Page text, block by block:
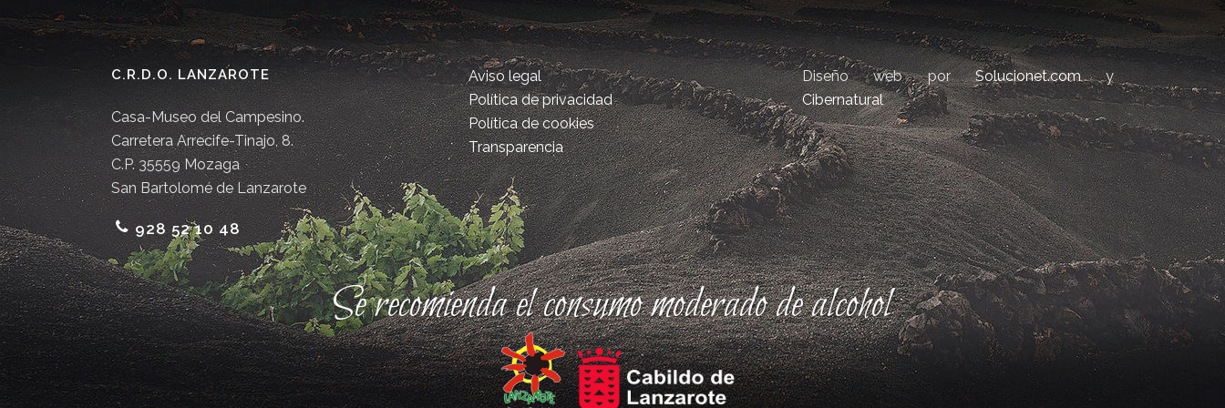
C.R.D.O. LANZAROTE
Casa-Museo del Campesino.
Carretera Arrecife-Tinajo, 8.
C.P. 35559 Mozaga
San Bartolomé de Lanzarote
928 52 10 48
Aviso legal
Política de privacidad
Política de cookies
Transparencia
Diseño web porSolucionet.comy
Cibernatural
Se recomienda el consumo moderado de alcohol